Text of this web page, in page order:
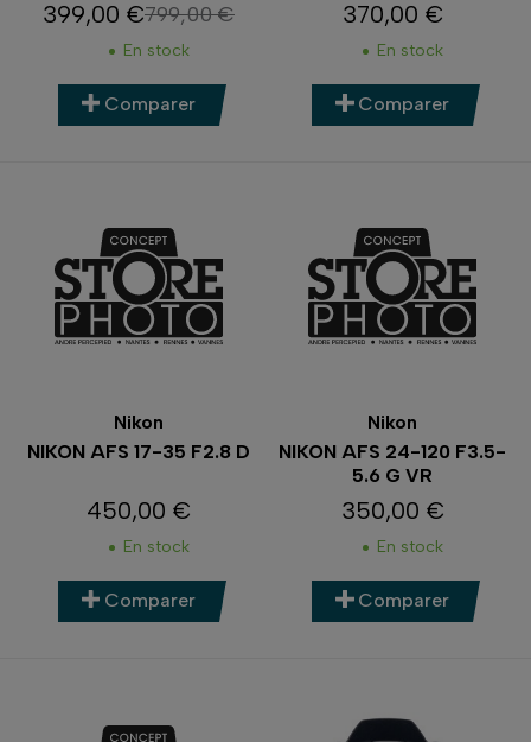
Prix
399,00 €Prix de base
799,00 €
En stock
Comparer
Prix
370,00 €
En stock
Comparer
Nikon
NIKON AFS 17-35 F2.8 D
Prix
450,00 €
En stock
Comparer
Nikon
NIKON AFS 24-120 F3.5-
5.6 G VR
Prix
350,00 €
En stock
Comparer